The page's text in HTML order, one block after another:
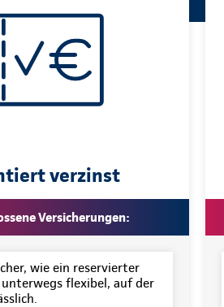
verzinst
Versicherungen:
wie ein reservierter
unterwegs flexibel, auf der